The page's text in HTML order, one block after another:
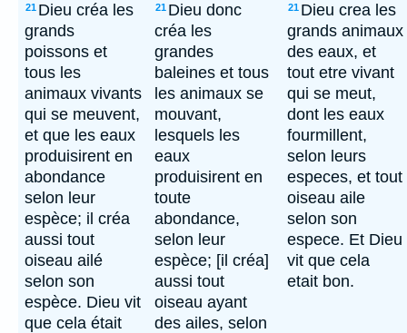
21 Dieu créa les
grands
poissons et
tous les
animaux vivants
qui se meuvent,
et que les eaux
produisirent en
abondance
selon leur
espèce; il créa
aussi tout
oiseau ailé
selon son
espèce. Dieu vit
que cela était
21 Dieu donc
créa les
grandes
baleines et tous
les animaux se
mouvant,
lesquels les
eaux
produisirent en
toute
abondance,
selon leur
espèce; [il créa]
aussi tout
oiseau ayant
des ailes, selon
21 Dieu crea les
grands animaux
des eaux, et
tout etre vivant
qui se meut,
dont les eaux
fourmillent,
selon leurs
especes, et tout
oiseau aile
selon son
espece. Et Dieu
vit que cela
etait bon.